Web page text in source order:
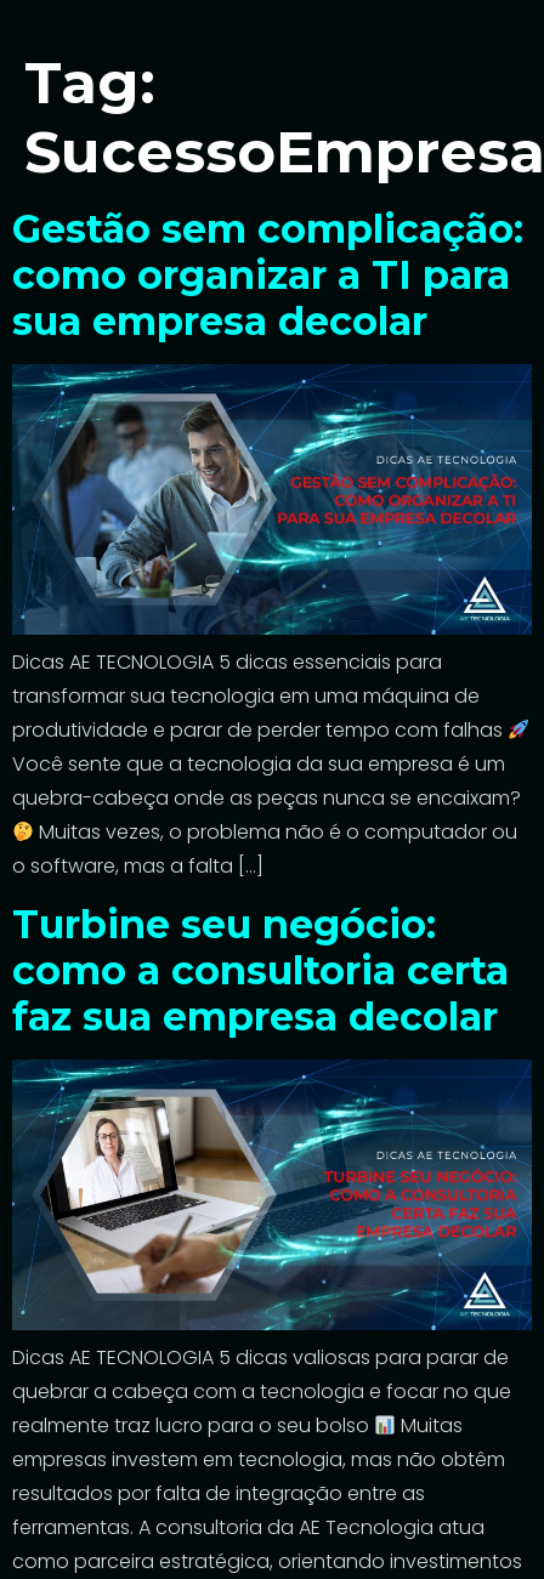
Tag:
Gestão sem complicação:
como organizar a TI para
sua empresa decolar
Dicas AE TECNOLOGIA 5 dicas essenciais para
transformar sua tecnologia em uma máquina de
produtividade e parar de perder tempo com falhas
Você sente que a tecnologia da sua empresa é um
quebra-cabeça onde as peças nunca se encaixam?
Muitas vezes, o problema não é o computador ou
o software, mas a falta […]
Turbine seu negócio:
como a consultoria certa
faz sua empresa decolar
Dicas AE TECNOLOGIA 5 dicas valiosas para parar de
quebrar a cabeça com a tecnologia e focar no que
realmente traz lucro para o seu bolso
Muitas
empresas investem em tecnologia, mas não obtêm
resultados por falta de integração entre as
ferramentas. A consultoria da AE Tecnologia atua
como parceira estratégica, orientando investimentos